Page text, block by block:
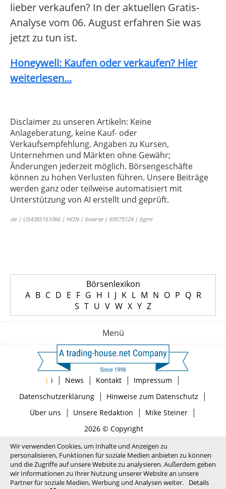
lieber verkaufen? In der aktuellen Gratis-
Analyse vom 06. August erfahren Sie was
jetzt zu tun ist.
Honeywell: Kaufen oder verkaufen? Hier
weiterlesen...
Disclaimer zu unseren Artikeln: Keine
Anlageberatung, keine Kauf- oder
Verkaufsempfehlung. Angaben zu Kursen,
Unternehmen und Märkten ohne Gewähr;
Änderungen jederzeit möglich. Börsengeschäfte
können zu hohen Verlusten führen. Unsere Beiträge
werden ganz oder teilweise automatisiert mit
Unterstützung von AI erstellt und geprüft.
de | US4385161066 | HON | boerse | 69575124 | bgmi
Börsenlexikon
A B C D E F G H I J K L M N O P Q R
S T U V W X Y Z
Menü
| i | News | Kontakt | Impressum |
Datenschutzerklärung| Hinweise zum Datenschutz |
Über uns | Unsere Redaktion | Mike Steiner|
2026 © Copyright
Wir verwenden Cookies, um Inhalte und Anzeigen zu
personalisieren, Funktionen für soziale Medien anbieten zu können
und die Zugriffe auf unsere Website zu analysieren. Außerdem geben
wir Informationen zu Ihrer Nutzung unserer Website an unsere
Partner für soziale Medien, Werbung und Analysen weiter.
Details